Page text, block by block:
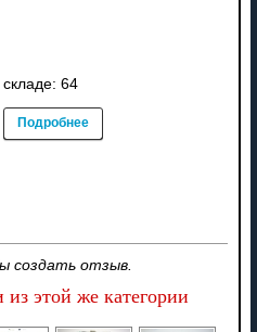
64
Подробнее
создать отзыв.
этой же категории